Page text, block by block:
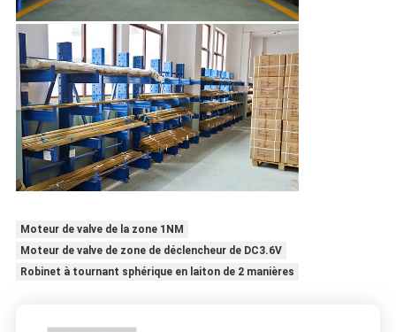
Moteur de valve de la zone 1NM
Moteur de valve de zone de déclencheur de DC3.6V
Robinet à tournant sphérique en laiton de 2 manières